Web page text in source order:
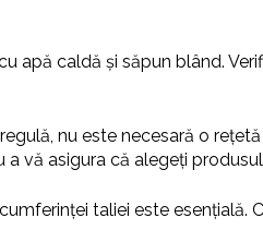
apă caldă și săpun blând.
nu este necesară o
vă asigura că alegeți
taliei este